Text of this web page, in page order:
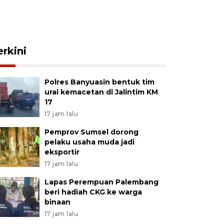
Polres Banyuasin bentuk tim
urai kemacetan di Jalintim KM
17
17 jam lalu
Pemprov Sumsel dorong
pelaku usaha muda jadi
eksportir
17 jam lalu
Lapas Perempuan Palembang
beri hadiah CKG ke warga
binaan
17 jam lalu